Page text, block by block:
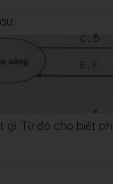
gì. Từ đó cho